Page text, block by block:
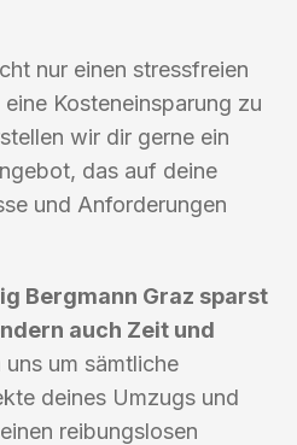
nur einen stressfreien
Kosteneinsparung zu
wir dir gerne ein
das auf deine
und Anforderungen
Bergmann Graz sparst
auch Zeit und
um sämtliche
deines Umzugs und
reibungslosen